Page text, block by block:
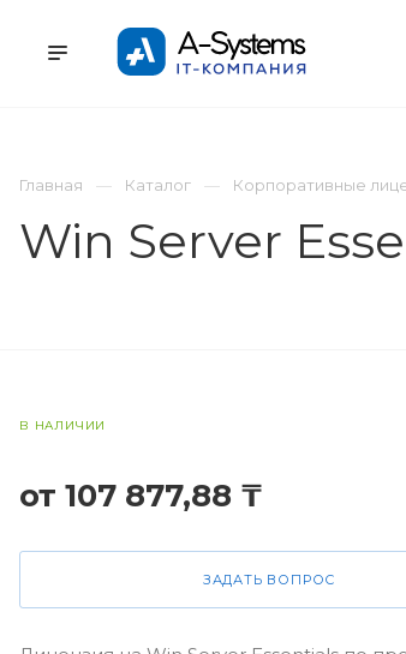
Главная
Каталог Корпоративные
Win Server
В НАЛИЧИИ
от 107 877,88 ₸
ЗАДАТЬ ВОПРОС